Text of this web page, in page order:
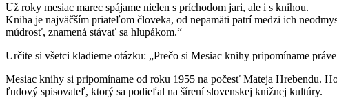
Už roky mesiac marec spájame nielen s príchodom jari, ale i s knihou.
Kniha je najväčším priateľom človeka, od nepamäti patrí medzi ich
múdrosť, znamená stávať sa hlupákom.“
Určite si všetci kladieme otázku: „Prečo si Mesiac knihy pripomíname
Mesiac knihy si pripomíname od roku 1955 na počesť Mateja Hrebendu.
ľudový spisovateľ, ktorý sa podieľal na šírení slovenskej knižnej kultúry.